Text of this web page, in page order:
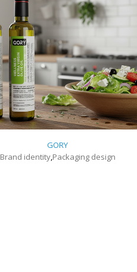
GORY
Brand identity,Packaging design